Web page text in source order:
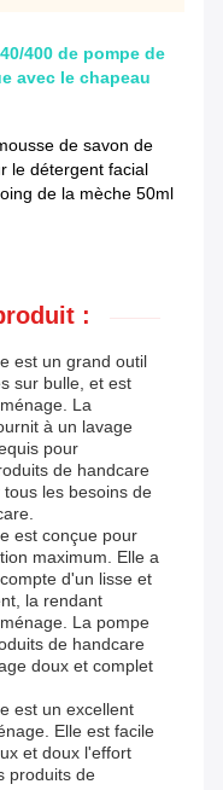
400 de pompe de
avec le chapeau
de savon de
le détergent facial
de la mèche 50ml
:
est un grand outil
sur bulle, et est
La
à un lavage
pour
de handcare
les besoins de
est conçue pour
maximum. Elle a
d'un lisse et
la rendant
La pompe
de handcare
doux et complet
est un excellent
Elle est facile
et doux l'effort
produits de